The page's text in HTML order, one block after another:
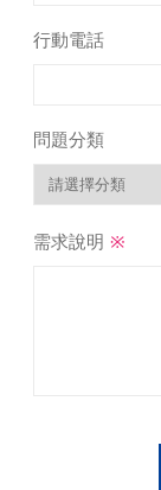
行動電話
問題分類
需求說明 ※